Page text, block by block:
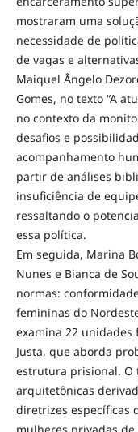
mostraram uma
necessidade de
de vagas e
Maiquel Ângelo
Gomes, no texto “A
no contexto da
desafios e
acompanhamento
partir de análises
insuficiência de
ressaltando o
essa política.
Em seguida, Marina
Nunes e Bianca de
normas:
femininas do
examina 22 unidades
Justa, que aborda
estrutura prisional. O
arquitetônicas
diretrizes específicas